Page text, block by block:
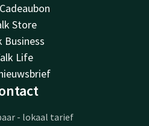
Store
Business
Life
- lokaal tarief